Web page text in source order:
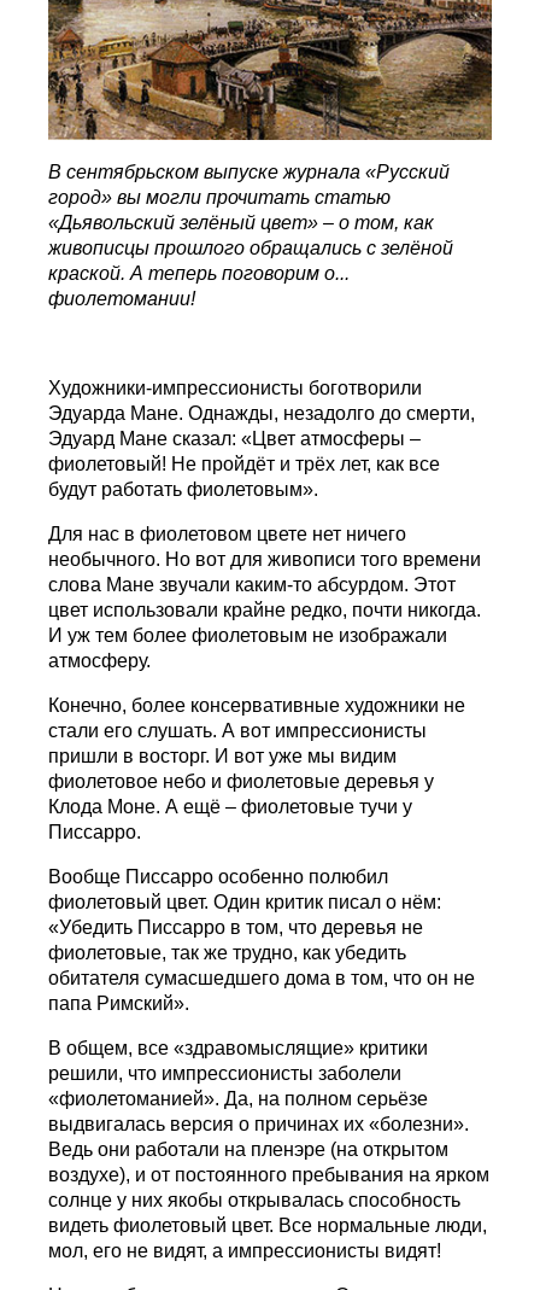
В сентябрьском выпуске журнала «Русский
город» вы могли прочитать статью
«Дьявольский зелёный цвет» – о том, как
живописцы прошлого обращались с зелёной
краской. А теперь поговорим о...
фиолетомании!
Художники-импрессионисты боготворили
Эдуарда Мане. Однажды, незадолго до смерти,
Эдуард Мане сказал: «Цвет атмосферы –
фиолетовый! Не пройдёт и трёх лет, как все
будут работать фиолетовым».
Для нас в фиолетовом цвете нет ничего
необычного. Но вот для живописи того времени
слова Мане звучали каким-то абсурдом. Этот
цвет использовали крайне редко, почти никогда.
И уж тем более фиолетовым не изображали
атмосферу.
Конечно, более консервативные художники не
стали его слушать. А вот импрессионисты
пришли в восторг. И вот уже мы видим
фиолетовое небо и фиолетовые деревья у
Клода Моне. А ещё – фиолетовые тучи у
Писсарро.
Вообще Писсарро особенно полюбил
фиолетовый цвет. Один критик писал о нём:
«Убедить Писсарро в том, что деревья не
фиолетовые, так же трудно, как убедить
обитателя сумасшедшего дома в том, что он не
папа Римский».
В общем, все «здравомыслящие» критики
решили, что импрессионисты заболели
«фиолетоманией». Да, на полном серьёзе
выдвигалась версия о причинах их «болезни».
Ведь они работали на пленэре (на открытом
воздухе), и от постоянного пребывания на ярком
солнце у них якобы открывалась способность
видеть фиолетовый цвет. Все нормальные люди,
мол, его не видят, а импрессионисты видят!